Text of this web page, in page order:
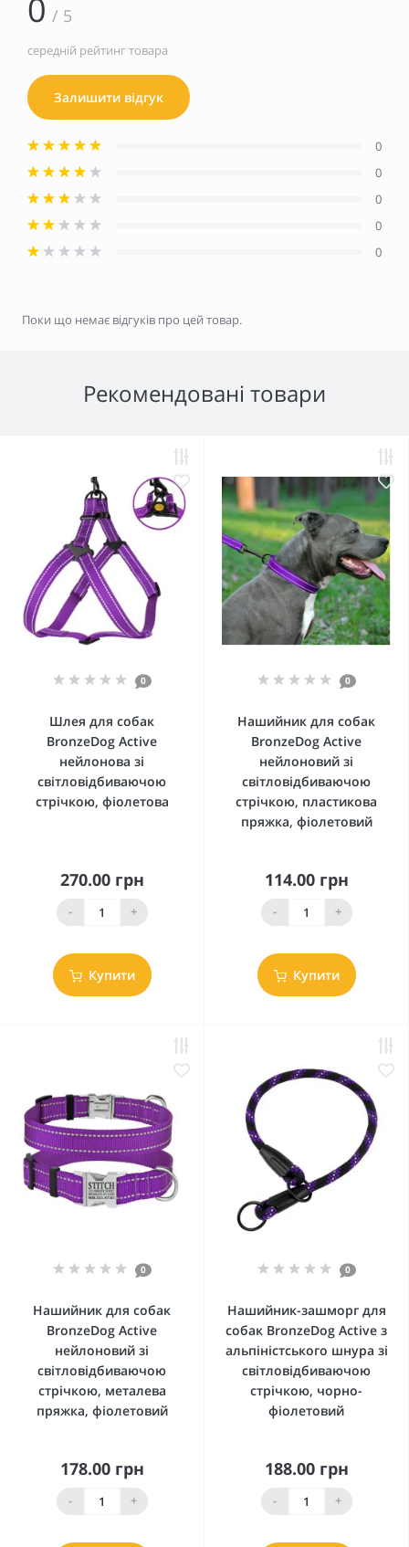
0 / 5
середній рейтинг товара
Залишити відгук
0
0
0
0
0
Поки що немає відгуків про цей товар.
Рекомендовані товари
0
Шлея для собак
BronzeDog Active
нейлонова зі
світловідбиваючою
стрічкою, фіолетова
270.00 грн
- +
Купити
0
Нашийник для собак
BronzeDog Active
нейлоновий зі
світловідбиваючою
стрічкою, пластикова
пряжка, фіолетовий
114.00 грн
- +
Купити
0
Нашийник для собак
BronzeDog Active
нейлоновий зі
світловідбиваючою
стрічкою, металева
пряжка, фіолетовий
178.00 грн
- +
0
Нашийник-зашморг для
собак BronzeDog Active з
альпіністського шнура зі
світловідбиваючою
стрічкою, чорно-
фіолетовий
188.00 грн
- +